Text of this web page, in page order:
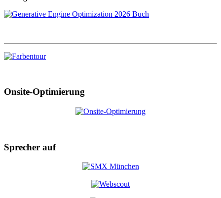
Onsite-Optimierung
Sprecher auf